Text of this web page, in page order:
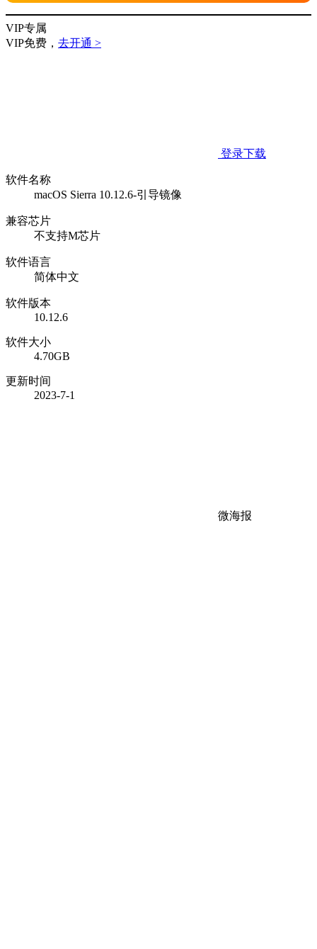
VIP专属
VIP免费， 去开通 >
登录下载
软件名称
macOS Sierra 10.12.6-引导镜像
兼容芯片
不支持M芯片
软件语言
简体中文
软件版本
10.12.6
软件大小
4.70GB
更新时间
2023-7-1
微海报